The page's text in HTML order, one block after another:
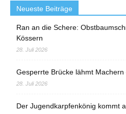
Neueste Beiträge
Ran an die Schere:
Kössern
28. Juli 2026
Gesperrte Brücke lähmt
28. Juli 2026
Der Jugendkarpfenkönig kommt